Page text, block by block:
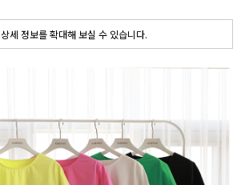
상세 정보를 확대해 보실 수 있습니다.